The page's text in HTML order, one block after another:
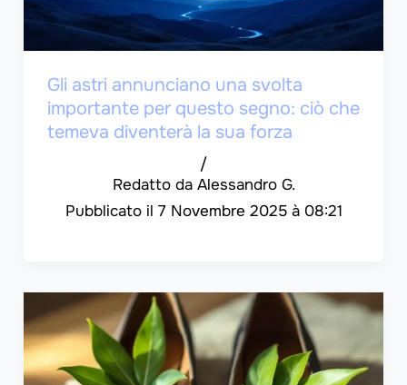
Gli astri annunciano una svolta
importante per questo segno: ciò che
temeva diventerà la sua forza
Alessandro G.
/
7 Novembre 2025 à 08:21